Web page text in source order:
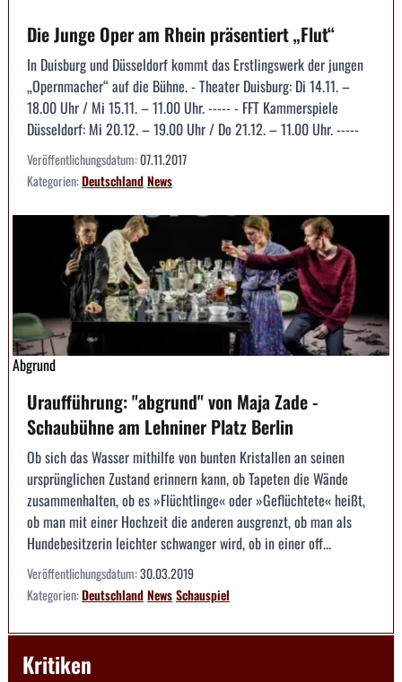
Die Junge Oper am Rhein präsentiert „Flut“
In Duisburg und Düsseldorf kommt das Erstlingswerk der jungen
„Opernmacher“ auf die Bühne. - Theater Duisburg: Di 14.11. –
18.00 Uhr / Mi 15.11. – 11.00 Uhr. ----- - FFT Kammerspiele
Düsseldorf: Mi 20.12. – 19.00 Uhr / Do 21.12. – 11.00 Uhr. -----
Veröffentlichungsdatum:07.11.2017
Kategorien:DeutschlandNews
Abgrund
Uraufführung: "abgrund" von Maja Zade -
Schaubühne am Lehniner Platz Berlin
Ob sich das Wasser mithilfe von bunten Kristallen an seinen
ursprünglichen Zustand erinnern kann, ob Tapeten die Wände
zusammenhalten, ob es »Flüchtlinge« oder »Geflüchtete« heißt,
ob man mit einer Hochzeit die anderen ausgrenzt, ob man als
Hundebesitzerin leichter schwanger wird, ob in einer off...
Veröffentlichungsdatum:30.03.2019
Kategorien:DeutschlandNewsSchauspiel
Kritiken